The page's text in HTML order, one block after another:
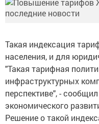
Такая индексация
населения, и для
"Такая тарифная
инфраструктурных
перспективе", -
экономического
Решение о такой